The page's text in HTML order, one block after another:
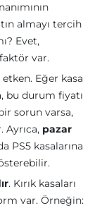
almayı tercih
Evet,
var.
Eğer kasa
bu durum fiyatı
sorun varsa,
Ayrıca, pazar
PS5 kasalarına
. Kırık kasaları
var. Örneğin: